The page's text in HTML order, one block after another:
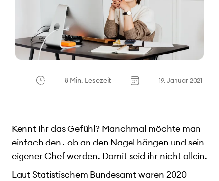
8 Min. Lesezeit 19. Januar 2021
Kennt ihr das Gefühl? Manchmal möchte man
einfach den Job an den Nagel hängen und sein
eigener Chef werden. Damit seid ihr nicht allein.
Laut Statistischem Bundesamt waren 2020